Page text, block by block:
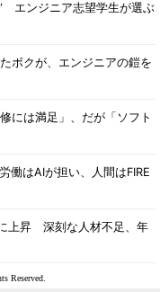
エンジニア志望学生が選ぶ
ボクが、エンジニアの鎧を
には満足」、だが「ソフト
働はAIが担い、人間はFIRE
上昇 深刻な人材不足、年
Reserved.